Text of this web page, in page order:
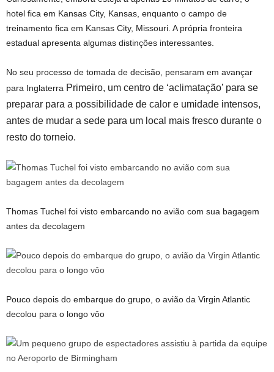
hotel fica em Kansas City, Kansas, enquanto o campo de
treinamento fica em Kansas City, Missouri. A própria fronteira
estadual apresenta algumas distinções interessantes.
No seu processo de tomada de decisão, pensaram em avançar
para Inglaterra Primeiro, um centro de ‘aclimatação’ para se
preparar para a possibilidade de calor e umidade intensos,
antes de mudar a sede para um local mais fresco durante o
resto do torneio.
Thomas Tuchel foi visto embarcando no avião com sua bagagem
antes da decolagem
Pouco depois do embarque do grupo, o avião da Virgin Atlantic
decolou para o longo vôo